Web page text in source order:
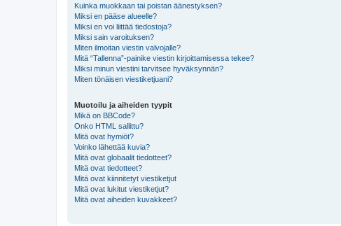
Kuinka muokkaan tai poistan äänestyksen?
Miksi en pääse alueelle?
Miksi en voi liittää tiedostoja?
Miksi sain varoituksen?
Miten ilmoitan viestin valvojalle?
Mitä “Tallenna”-painike viestin kirjoittamisessa tekee?
Miksi minun viestini tarvitsee hyväksynnän?
Miten tönäisen viestiketjuani?
Muotoilu ja aiheiden tyypit
Mikä on BBCode?
Onko HTML sallittu?
Mitä ovat hymiöt?
Voinko lähettää kuvia?
Mitä ovat globaalit tiedotteet?
Mitä ovat tiedotteet?
Mitä ovat kiinnitetyt viestiketjut
Mitä ovat lukitut viestiketjut?
Mitä ovat aiheiden kuvakkeet?